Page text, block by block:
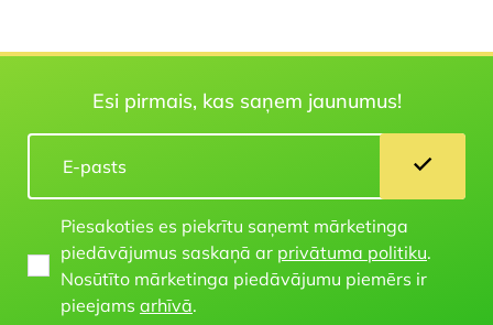
Esi pirmais, kas saņem jaunumus!
Piesakoties es piekrītu saņemt mārketinga
piedāvājumus saskaņā ar privātuma politiku.
Nosūtīto mārketinga piedāvājumu piemērs ir
pieejams arhīvā.